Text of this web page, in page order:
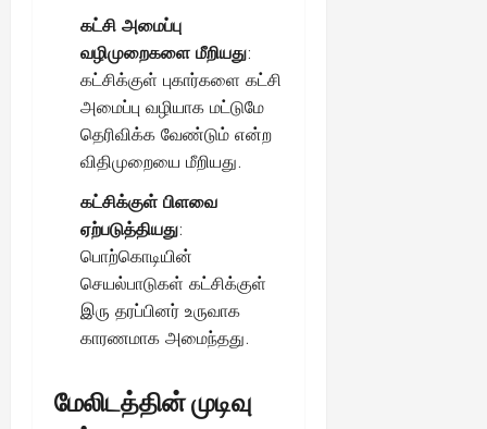
கட்சி அமைப்பு
வழிமுறைகளை மீறியது:
கட்சிக்குள் புகார்களை கட்சி
அமைப்பு வழியாக மட்டுமே
தெரிவிக்க வேண்டும் என்ற
விதிமுறையை மீறியது.
கட்சிக்குள் பிளவை
ஏற்படுத்தியது:
பொற்கொடியின்
செயல்பாடுகள் கட்சிக்குள்
இரு தரப்பினர் உருவாக
காரணமாக அமைந்தது.
மேலிடத்தின் முடிவு